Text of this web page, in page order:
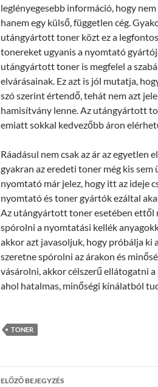
leglényegesebb információ, hogy
hanem egy külső, független cég.
utángyártott toner közt ez a
tonereket ugyanis a nyomtató
utángyártott toner is megfelel a
elvárásainak. Ez azt is jól mutatja,
szó szerint értendő, tehát nem azt
hamisítvány lenne. Az utángyártott
emiatt sokkal kedvezőbb áron
Ráadásul nem csak az ár az egyetlen
gyakran az eredeti toner még kis
nyomtató már jelez, hogy itt az ideje
nyomtató és toner gyártók ezáltal
Az utángyártott toner esetében ettől
spórolni a nyomtatási kellék
akkor azt javasoljuk, hogy próbálja
szeretne spórolni az árakon és
vásárolni, akkor célszerű ellátogatni
ahol hatalmas, minőségi kínálatból
TONER
Bejegyzések
ELŐZŐ BEJEGYZÉS